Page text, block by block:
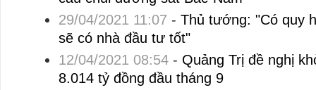
29/04/2021 11:07 - Thủ tướng: "Có quy
sẽ có nhà đầu tư tốt"
12/04/2021 08:54- Quảng Trị đề nghị
8.014 tỷ đồng đầu tháng 9